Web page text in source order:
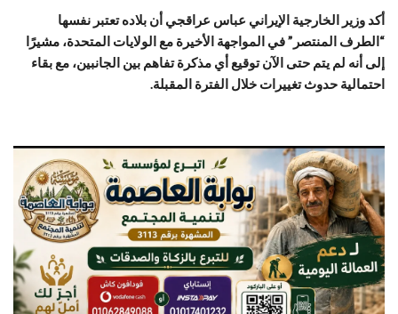
أكد وزير الخارجية الإيراني عباس عراقجي أن بلاده تعتبر نفسها
“الطرف المنتصر” في المواجهة الأخيرة مع الولايات المتحدة، مشيرًا
إلى أنه لم يتم حتى الآن توقيع أي مذكرة تفاهم بين الجانبين، مع بقاء
احتمالية حدوث تغييرات خلال الفترة المقبلة.